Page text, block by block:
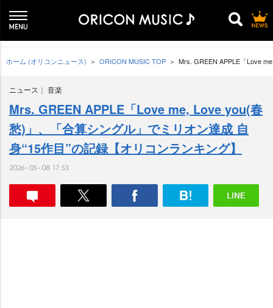
ホーム (オリコンニュース) ORICON MUSIC TOP Mrs. GREEN APPLE「Love
ニュース 音楽
Mrs. GREEN APPLE「Love me, Love you(春
愁)」、「合算シングル」でミリオン達成 自
身“15作目”の記録【オリコンランキング】
2026-05-08 17:53